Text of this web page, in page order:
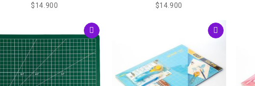
Rosado
$14.900
Verde
$14.900